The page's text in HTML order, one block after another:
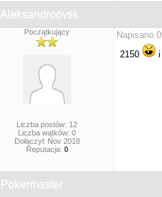
Aleksandroovsk
Początkujący
Liczba postów: 12
Liczba wątków: 0
Dołączył: Nov 2018
Reputacja: 0
Napisano
2150
i
Pokermaster